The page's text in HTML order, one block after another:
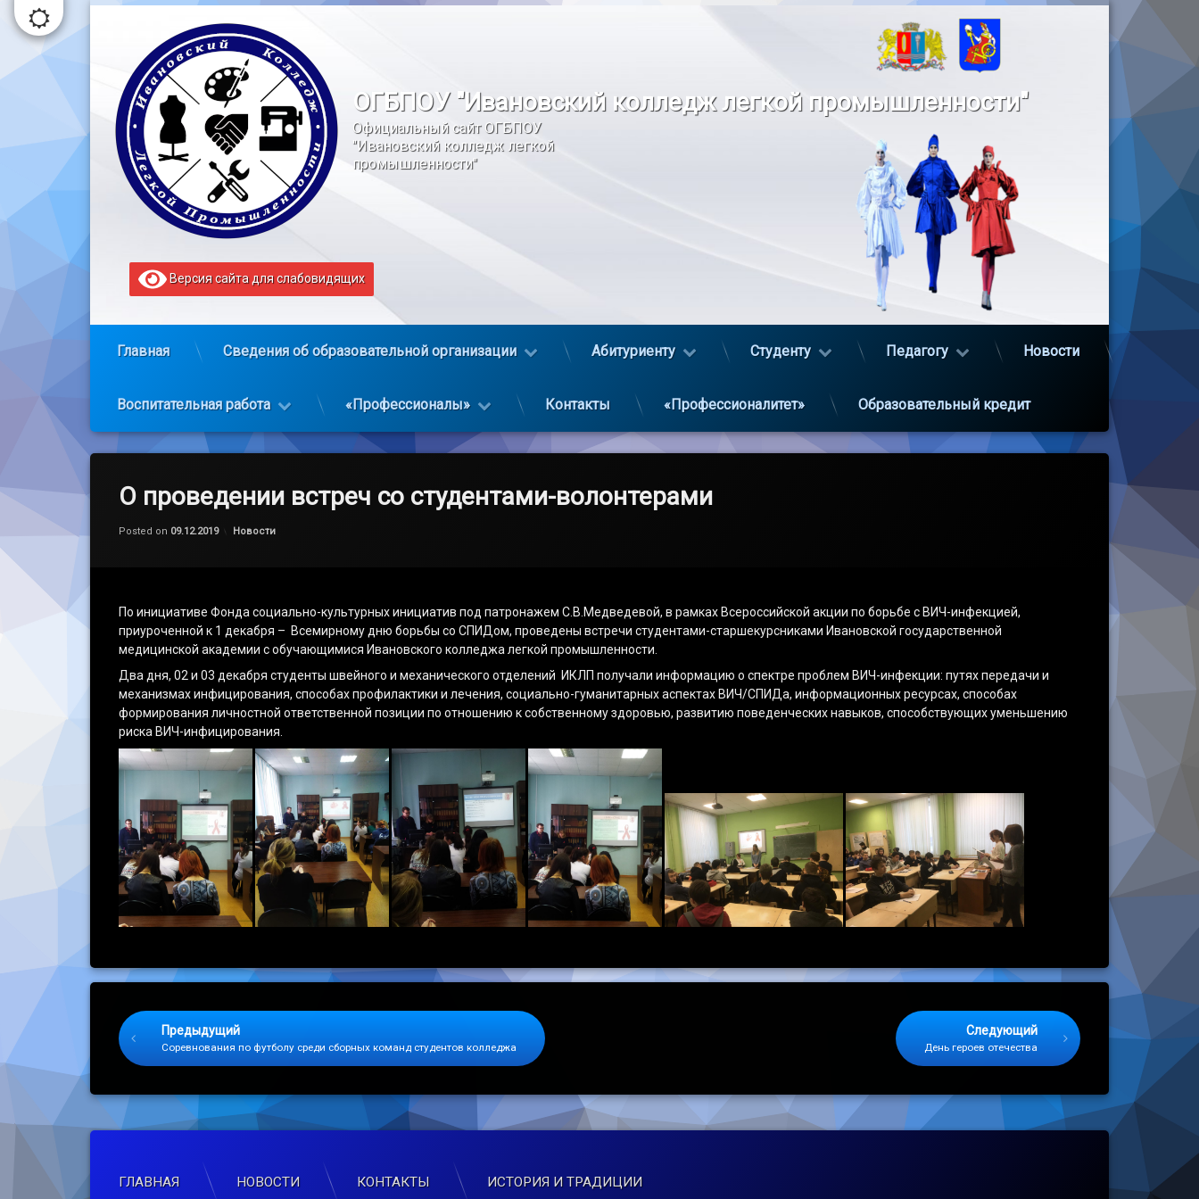
Перейти
содержимому
ОГБПОУ "Ивановский колледж легкой промышленности"
Официальный сайт ОГБПОУ
"Ивановский колледж легкой
промышленности"
Версия сайта для слабовидящих
Главная Сведения об образовательной организации Абитуриенту Студенту Педагогу Новости
Воспитательная работа «Профессионалы» Контакты «Профессионалитет» Образовательный кредит
О проведении встреч со студентами-волонтерами
Posted on 09.12.2019
by
Категории:
Новости
По инициативе Фонда социально-культурных инициатив под патронажем С.В.Медведевой, в рамках Всероссийской акции по борьбе с ВИЧ-инфекцией,
приуроченной к 1 декабря – Всемирному дню борьбы со СПИДом, проведены встречи студентами-старшекурсниками Ивановской государственной
медицинской академии с обучающимися Ивановского колледжа легкой промышленности.
Два дня, 02 и 03 декабря студенты швейного и механического отделений ИКЛП получали информацию о спектре проблем ВИЧ-инфекции: путях передачи и
механизмах инфицирования, способах профилактики и лечения, социально-гуманитарных аспектах ВИЧ/СПИДа, информационных ресурсах, способах
формирования личностной ответственной позиции по отношению к собственному здоровью, развитию поведенческих навыков, способствующих уменьшению
риска ВИЧ-инфицирования.
Keep Reading
Предыдущий
Соревнования по футболу среди сборных команд студентов колледжа
Следующий
День героев отечества
ГЛАВНАЯ НОВОСТИ КОНТАКТЫ ИСТОРИЯ И ТРАДИЦИИ